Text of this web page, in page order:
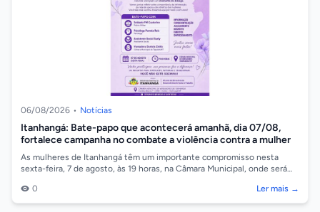
06/08/2026 • Notícias
Itanhangá: Bate-papo que acontecerá amanhã, dia 07/08,
fortalece campanha no combate a violência contra a mulher
As mulheres de Itanhangá têm um importante compromisso nesta
sexta-feira, 7 de agosto, às 19 horas, na Câmara Municipal, onde será
0
Ler mais →